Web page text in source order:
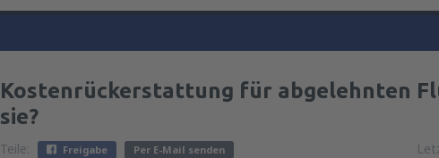
Kostenrückerstattung für abgelehnten
sie?
Teile: Freigabe Per E-Mail senden